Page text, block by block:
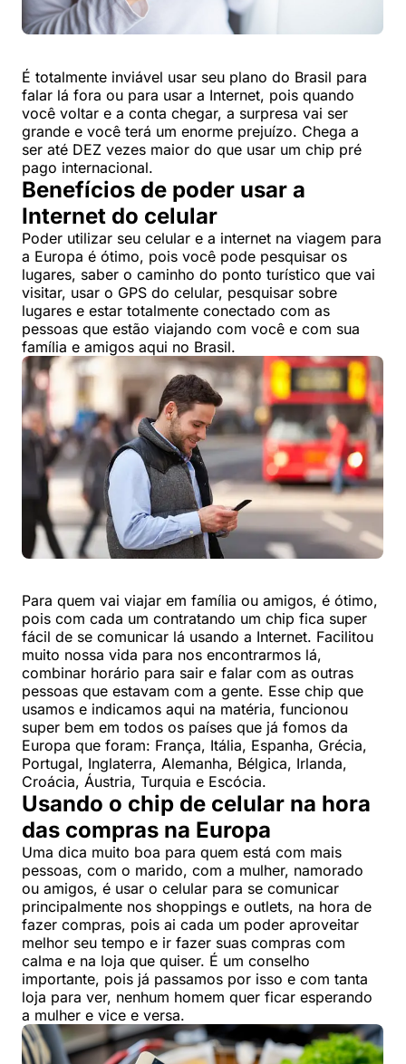
É totalmente inviável usar seu plano do Brasil para
falar lá fora ou para usar a Internet, pois quando
você voltar e a conta chegar, a surpresa vai ser
grande e você terá um enorme prejuízo. Chega a
ser até DEZ vezes maior do que usar um chip pré
pago internacional.
Benefícios de poder usar a
Internet do celular
Poder utilizar seu celular e a internet na viagem para
a Europa é ótimo, pois você pode pesquisar os
lugares, saber o caminho do ponto turístico que vai
visitar, usar o GPS do celular, pesquisar sobre
lugares e estar totalmente conectado com as
pessoas que estão viajando com você e com sua
família e amigos aqui no Brasil.
Para quem vai viajar em família ou amigos, é ótimo,
pois com cada um contratando um chip fica super
fácil de se comunicar lá usando a Internet. Facilitou
muito nossa vida para nos encontrarmos lá,
combinar horário para sair e falar com as outras
pessoas que estavam com a gente. Esse chip que
usamos e indicamos aqui na matéria, funcionou
super bem em todos os países que já fomos da
Europa que foram: França, Itália, Espanha, Grécia,
Portugal, Inglaterra, Alemanha, Bélgica, Irlanda,
Croácia, Áustria, Turquia e Escócia.
Usando o chip de celular na hora
das compras na Europa
Uma dica muito boa para quem está com mais
pessoas, com o marido, com a mulher, namorado
ou amigos, é usar o celular para se comunicar
principalmente nos shoppings e outlets, na hora de
fazer compras, pois ai cada um poder aproveitar
melhor seu tempo e ir fazer suas compras com
calma e na loja que quiser. É um conselho
importante, pois já passamos por isso e com tanta
loja para ver, nenhum homem quer ficar esperando
a mulher e vice e versa.